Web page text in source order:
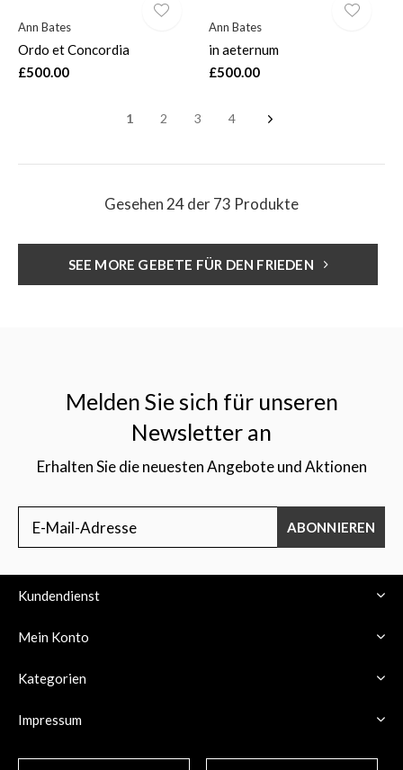
Ann Bates
Ordo et Concordia
£500.00
Ann Bates
in aeternum
£500.00
1 2 3 4
Gesehen 24 der 73 Produkte
SEE MORE GEBETE FÜR DEN FRIEDEN
Melden Sie sich für unseren
Newsletter an
Erhalten Sie die neuesten Angebote und Aktionen
ABONNIEREN
Kundendienst
Mein Konto
Kategorien
Impressum